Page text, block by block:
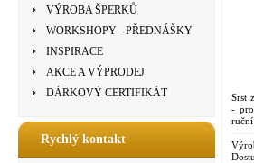
VÝROBA ŠPERKŮ
WORKSHOPY - PŘEDNÁŠKY
INSPIRACE
AKCE A VÝPRODEJ
DÁRKOVÝ CERTIFIKÁT
Rychlý kontakt
Srst
-